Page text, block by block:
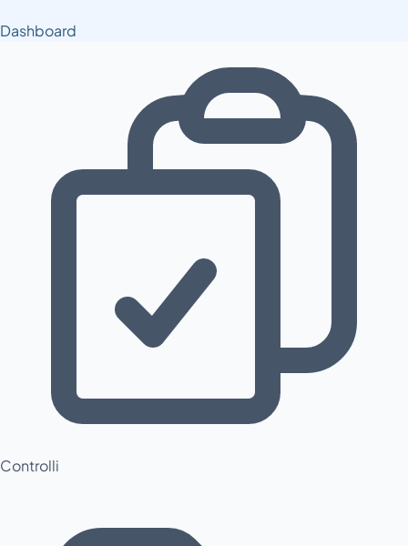
Dashboard
Controlli